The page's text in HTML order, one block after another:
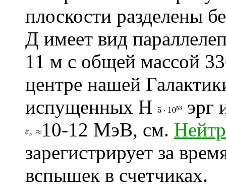
плоскости разделены
Д имеет вид
11 м с общей массой
центре нашей
испущенных Н
эрг
10-12 МэВ, см.
зарегистрирует за
вспышек в счетчиках.